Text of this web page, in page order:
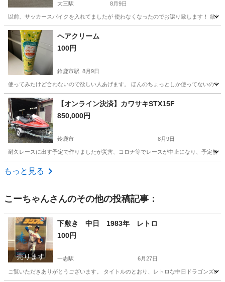
大三駅 8月9日
以前、サッカースパイクを入れてましたが 使わなくなったのでお譲り致します！ 欲
三重 津市 大三駅 その他
ヘアクリーム
100円
鈴鹿市駅 8月9日
使ってみたけど合わないので欲しい人あげます。 ほんのちょっとしか使ってないので
三重 鈴鹿市 鈴鹿市駅 その他
【オンライン決済】カワサキSTX15F
850,000円
鈴鹿市 8月9日
耐久レースに出す予定で作りましたが災害、コロナ等でレースが中止になり、予定無
三重 鈴鹿市
もっと見る
こーちゃんさんのその他の投稿記事：
売ります
下敷き 中日 1983年 レトロ
100円
一志駅 6月27日
ご覧いただきありがとうございます。 タイトルのとおり、レトロな中日ドラゴンズ